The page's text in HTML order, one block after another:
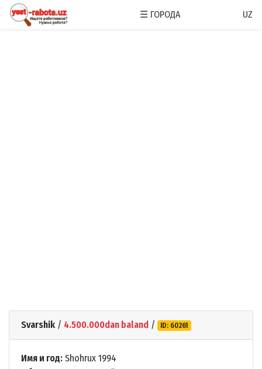
☰ ГОРОДА UZ
Svarshik / 4.500.000dan baland / ID: 60261
Имя и год: Shohrux 1994